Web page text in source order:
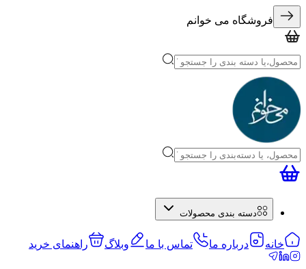
فروشگاه می خوانم
دسته بندی محصولات
خانه درباره ما تماس با ما وبلاگ راهنمای خرید